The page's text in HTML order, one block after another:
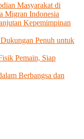
Masyarakat di
Migran Indonesia
Kepemimpinan
Penuh untuk
Pemain, Siap
Berbangsa dan